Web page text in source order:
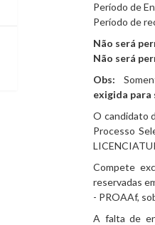
Período de
Período de
Não será
Não será
Obs:
exigida para
O candidato
Processo
Compete
reservadas
- PROAAf,
A falta de